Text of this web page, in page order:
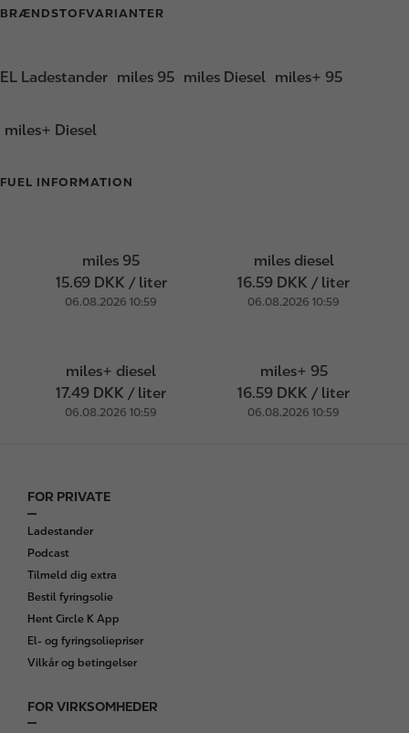
BRÆNDSTOFVARIANTER
EL Ladestander miles 95 miles Diesel miles+ 95
miles+ Diesel
FUEL INFORMATION
miles 95
15.69 DKK / liter
06.08.2026 10:59
miles diesel
16.59 DKK / liter
06.08.2026 10:59
miles+ diesel
17.49 DKK / liter
06.08.2026 10:59
miles+ 95
16.59 DKK / liter
06.08.2026 10:59
F
o
o
t
e
r
FOR PRIVATE
Ladestander
Podcast
Tilmeld dig extra
Bestil fyringsolie
Hent Circle K App
El- og fyringsoliepriser
Vilkår og betingelser
FOR VIRKSOMHEDER